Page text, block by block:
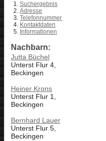
Suchergebnis
Adresse
Telefonnummer
Kontaktdaten
Informationen
Nachbarn:
Jutta Büchel
Unterst Flur 4,
Beckingen
Heiner Krons
Unterst Flur 1,
Beckingen
Bernhard Lauer
Unterst Flur 5,
Beckingen